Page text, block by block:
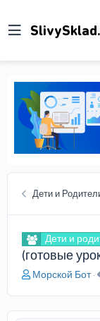
Дети и
Дети и
(готовые
А
о
Морской Бот